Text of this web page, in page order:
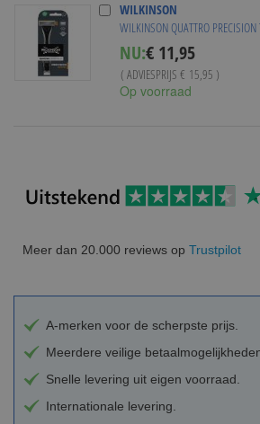
WILKINSON
WILKINSON QUATTRO
NU:Special
Price
€ 11,95
( ADVIESPRIJS € 15,95 )
Op voorraad
Meer dan 20.000 reviews op Trustpilot
A-merken voor de scherpste prijs.
Meerdere veilige
Snelle levering uit eigen voorraad.
Internationale levering.